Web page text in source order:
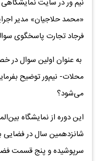
نیم ور در سایت نمایشگاهی
«محمد حلاجیان» مدیر
فرجاد تجارت پاسخگوی
به عنوان اولین سوال در
محلات- نیم‌ور توضیح
می‌شود؟
سرپوشیده و پنج قسمت